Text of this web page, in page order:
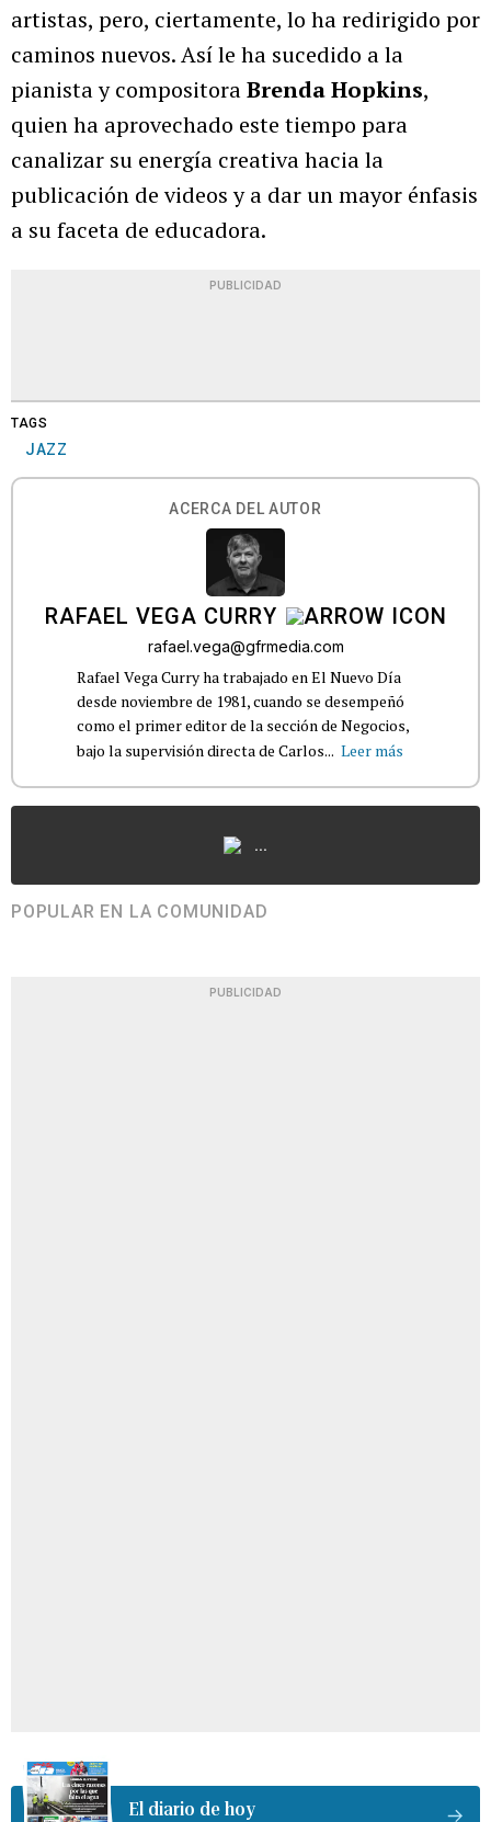
artistas, pero, ciertamente, lo ha redirigido por
caminos nuevos. Así le ha sucedido a la
pianista y compositoraBrenda Hopkins,
quien ha aprovechado este tiempo para
canalizar su energía creativa hacia la
publicación de videos y a dar un mayor énfasis
a su faceta de educadora.
PUBLICIDAD
TAGS
JAZZ
ACERCA DEL AUTOR
RAFAEL VEGA CURRY
rafael.vega@gfrmedia.com
Rafael Vega Curry ha trabajado en El Nuevo Día
desde noviembre de 1981, cuando se desempeñó
como el primer editor de la sección de Negocios,
bajo la supervisión directa de Carlos... Leer más
...
POPULAR EN LA COMUNIDAD
PUBLICIDAD
El diario de hoy